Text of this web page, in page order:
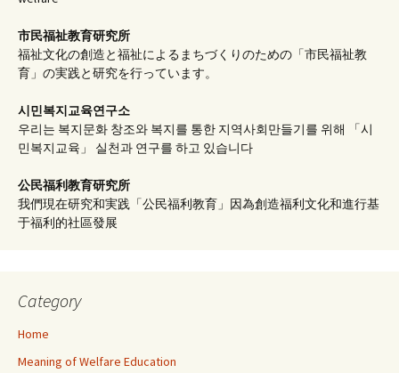
市民福祉教育研究所
福祉文化の創造と福祉によるまちづくりのための「市民福祉教
育」の実践と研究を行っています。
시민복지교육연구소
우리는 복지문화 창조와 복지를 통한 지역사회만들기를 위해 「시
민복지교육」 실천과 연구를 하고 있습니다
公民福利教育研究所
我們現在研究和実践「公民福利教育」因為創造福利文化和進行基
于福利的社區發展
Category
Home
Meaning of Welfare Education